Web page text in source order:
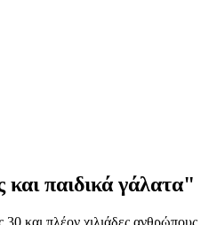
παιδικά γάλατα"
και πλέον χιλιάδες ανθρώπους